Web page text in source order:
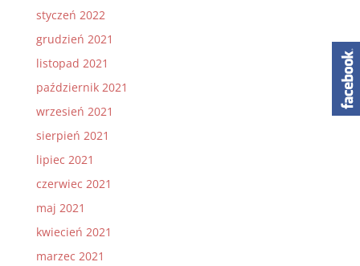
styczeń 2022
grudzień 2021
listopad 2021
październik 2021
wrzesień 2021
sierpień 2021
lipiec 2021
czerwiec 2021
maj 2021
kwiecień 2021
marzec 2021